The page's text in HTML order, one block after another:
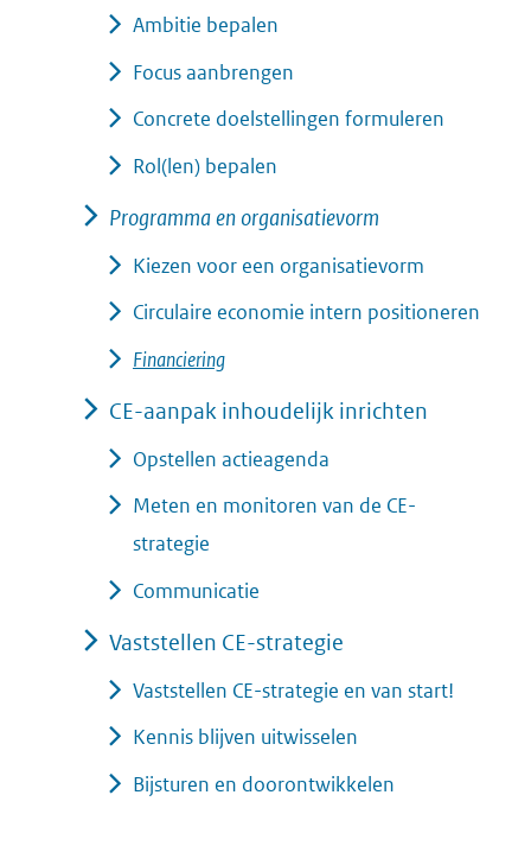
Ambitie bepalen
Focus aanbrengen
Concrete doelstellingen formuleren
Rol(len) bepalen
Programma en organisatievorm
Kiezen voor een organisatievorm
Circulaire economie intern positioneren
Financiering
CE-aanpak inhoudelijk inrichten
Opstellen actieagenda
Meten en monitoren van de CE-
strategie
Communicatie
Vaststellen CE-strategie
Vaststellen CE-strategie en van start!
Kennis blijven uitwisselen
Bijsturen en doorontwikkelen